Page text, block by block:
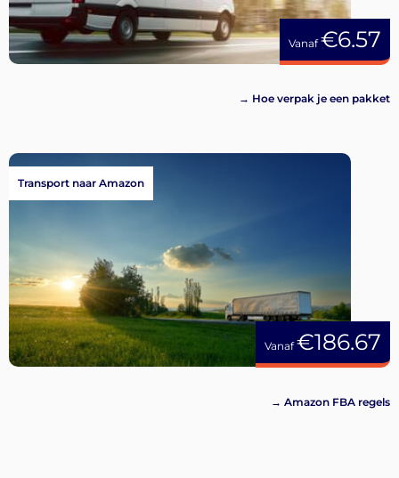
Vanaf€6.57
→ Hoe verpak je een pakket
Vanaf€186.67
Transport naar Amazon
→ Amazon FBA regels